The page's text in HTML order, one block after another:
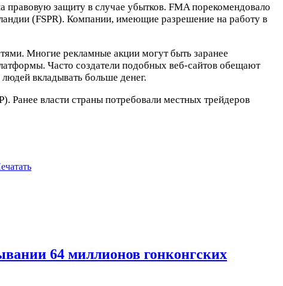
правовую защиту в случае убытков. FMA порекомендовало
(FSPR). Компании, имеющие разрешение на работу в
Многие рекламные акции могут быть заранее
Часто создатели подобных веб-сайтов обещают
вкладывать больше денег.
Ранее власти страны потребовали местных трейдеров
64 миллионов гонконгских